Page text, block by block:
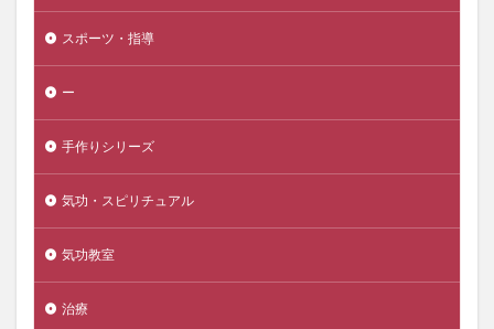
スポーツ・指導
ー
手作りシリーズ
気功・スピリチュアル
気功教室
治療